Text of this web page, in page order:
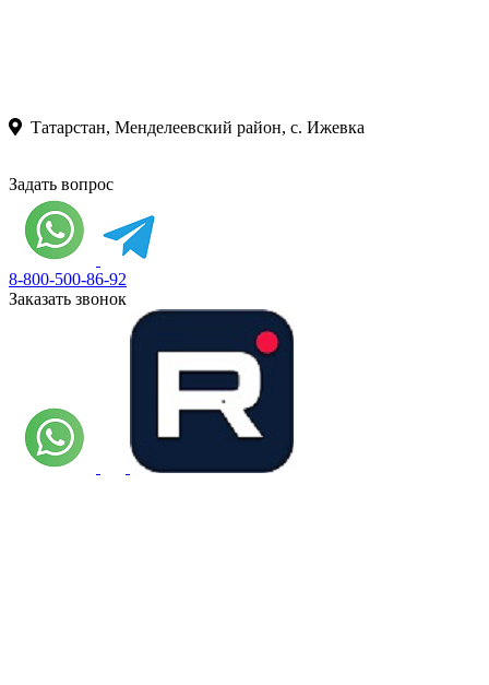
Татарстан, Менделеевский район, с. Ижевка
Задать вопрос
8-800-500-86-92
Заказать звонок